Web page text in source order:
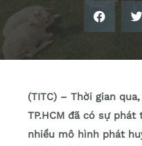
(TITC) – Thời gian
TP.HCM đã có sự
nhiều mô hình phát